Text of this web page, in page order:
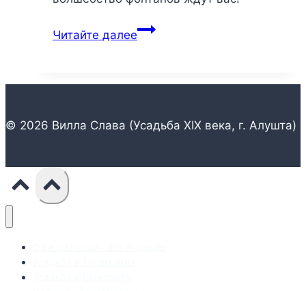
Читайте далееСемейный
Алуште:
незабываемых
© 2026 Вилла Слава (Усадьба XIX века, г. Алушта)